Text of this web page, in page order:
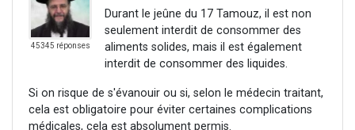
45345 réponses
Durant le jeûne du 17 Tamouz, il est non
seulement interdit de consommer des
aliments solides, mais il est également
interdit de consommer des liquides.
Si on risque de s'évanouir ou si, selon le médecin traitant,
cela est obligatoire pour éviter certaines complications
médicales, cela est absolument permis.